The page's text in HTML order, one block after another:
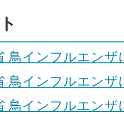
鳥インフルエンザ
鳥インフルエンザ
鳥インフルエンザ